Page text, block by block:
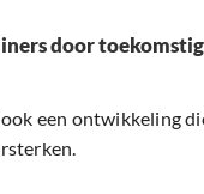
door
een ontwikkeling